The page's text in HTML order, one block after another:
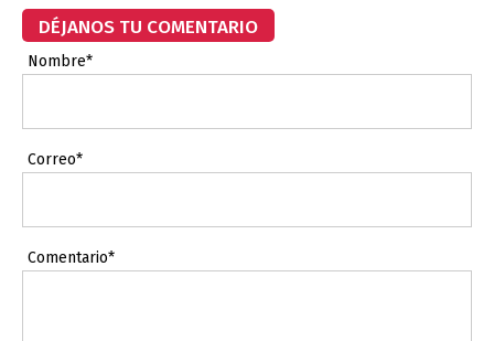
DÉJANOS TU COMENTARIO
Nombre*
Correo*
Comentario*